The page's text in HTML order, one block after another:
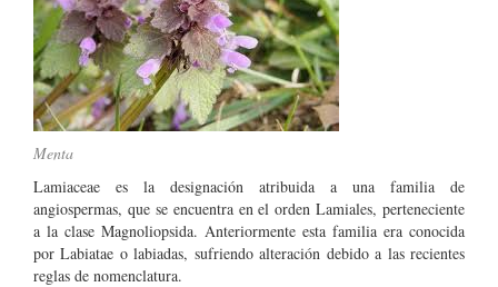
Menta
Lamiaceae es la designación atribuida a una familia de
angiospermas, que se encuentra en el orden Lamiales, perteneciente
a la clase Magnoliopsida. Anteriormente esta familia era conocida
por Labiatae o labiadas, sufriendo alteración debido a las recientes
reglas de nomenclatura.